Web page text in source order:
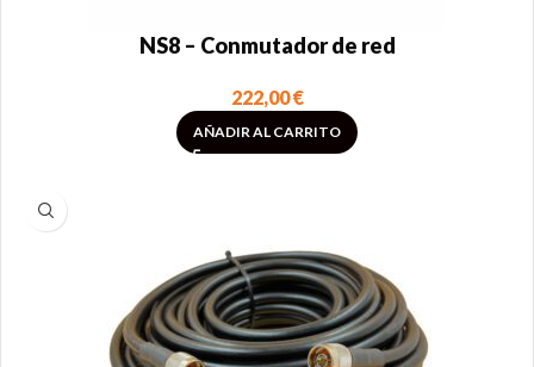
NS8 – Conmutador de red
222,00€
AÑADIR AL CARRITO